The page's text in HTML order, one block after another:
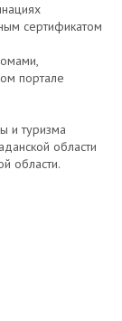
сертификатом
портале
и туризма
области
области.